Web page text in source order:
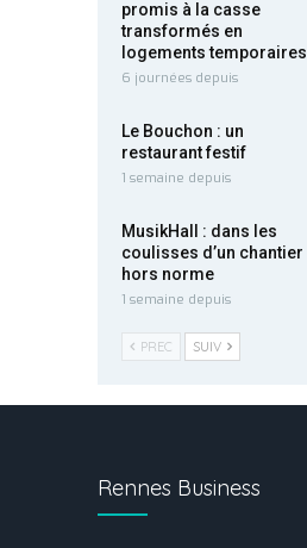
promis à la casse
transformés en
logements temporaires
6 journées depuis
Le Bouchon : un
restaurant festif
1 semaine depuis
MusikHall : dans les
coulisses d’un chantier
hors norme
1 semaine depuis
PREC SUIV
Rennes Business